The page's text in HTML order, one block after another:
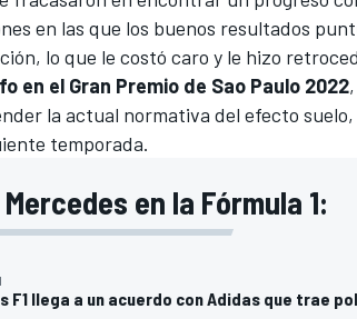
en las que los buenos resultados
lo que le costó caro y le hizo
en el Gran Premio de Sao Paulo 2022
la actual normativa del efecto
temporada.
en la Fórmula 1:
F1 llega a un acuerdo con Adidas que trae